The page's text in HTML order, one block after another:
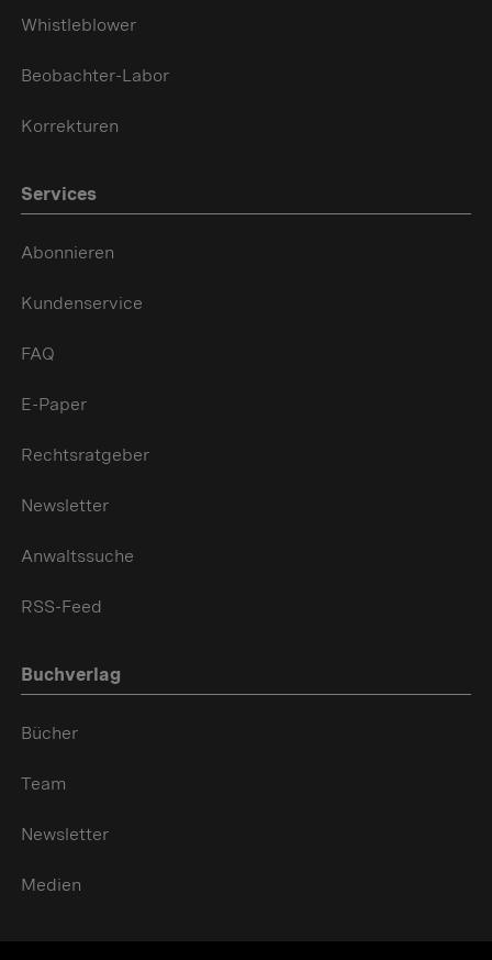
Whistleblower
Beobachter-Labor
Korrekturen
Services
Abonnieren
Kundenservice
FAQ
E-Paper
Rechtsratgeber
Newsletter
Anwaltssuche
RSS-Feed
Buchverlag
Bücher
Team
Newsletter
Medien